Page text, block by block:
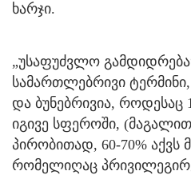
ხარჯი.
„უსაფუძვლო
სამართლებრივი
და ბუნებრივია, როდესაც
იგივე სფეროში,
პირობითად, 60-70% აქვს
რომელიღაც